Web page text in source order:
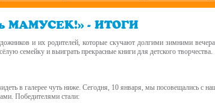
МАМУСЕК!» - ИТОГИ
и их родителей, которые скучают долгими зимними
семейку и выиграть прекрасные книги для детского творчества.
в галерее чуть ниже. Сегодня, 10 января, мы посовещались с
Победителями стали: